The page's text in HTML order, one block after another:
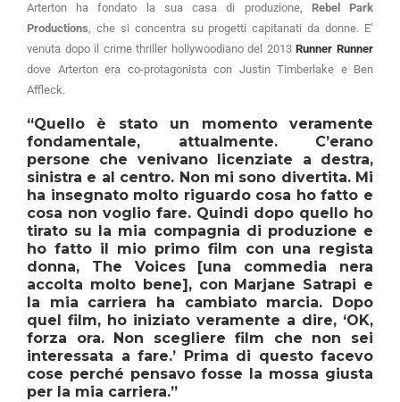
Arterton ha fondato la sua casa di produzione, Rebel Park
Productions, che si concentra su progetti capitanati da donne. E’
venuta dopo il crime thriller hollywoodiano del 2013Runner Runner
dove Arterton era co-protagonista con Justin Timberlake e Ben
Affleck.
“Quello è stato un momento veramente
fondamentale, attualmente. C’erano
persone che venivano licenziate a destra,
sinistra e al centro. Non mi sono divertita. Mi
ha insegnato molto riguardo cosa ho fatto e
cosa non voglio fare. Quindi dopo quello ho
tirato su la mia compagnia di produzione e
ho fatto il mio primo film con una regista
donna, The Voices[una commedia nera
accolta molto bene], con Marjane Satrapi e
la mia carriera ha cambiato marcia. Dopo
quel film, ho iniziato veramente a dire, ‘OK,
forza ora. Non scegliere film che non sei
interessata a fare.’ Prima di questo facevo
cose perché pensavo fosse la mossa giusta
per la mia carriera.”